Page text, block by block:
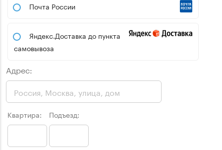
Почта России
Яндекс.Доставка до пункта
самовывоза
Адрес:
Квартира: Подъезд: